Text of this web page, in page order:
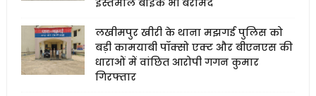
इस्तेमाल बाइक भी बरामद
लखीमपुर खीरी के थाना मझगई पुलिस को
बड़ी कामयाबी पॉक्सो एक्ट और बीएनएस की
धाराओं में वांछित आरोपी गगन कुमार
गिरफ्तार